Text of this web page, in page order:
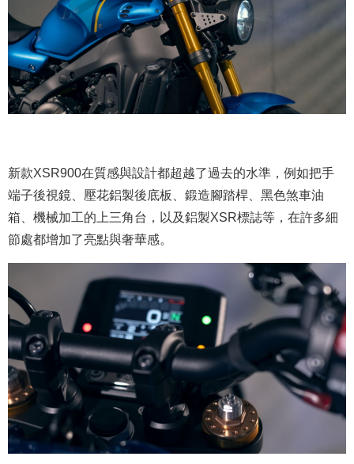
新款XSR900在質感與設計都超越了過去的水準，例如把手
端子後視鏡、壓花鋁製後底板、鍛造腳踏桿、黑色煞車油
箱、機械加工的上三角台，以及鋁製XSR標誌等，在許多細
節處都增加了亮點與奢華感。